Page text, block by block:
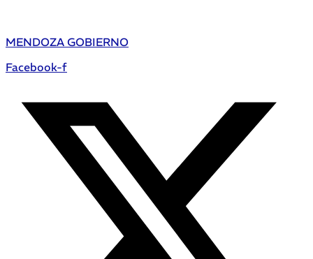
MENDOZA GOBIERNO
Facebook-f